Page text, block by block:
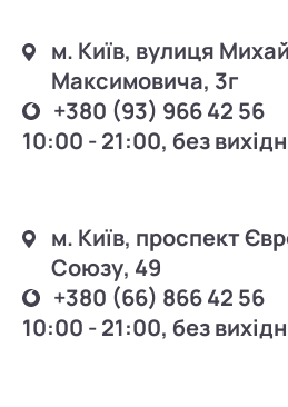
м. Київ, вулиця
Максимовича, 3г
+380 (93) 966 42 56
10:00 - 21:00, без
м. Київ, проспект
Союзу, 49
+380 (66) 866 42 56
10:00 - 21:00, без